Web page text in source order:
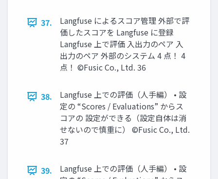
37.
Langfuse によるスコア管理 外部で評
価したスコアを Langfuse に登録
Langfuse 上で評価 入出力のペア 入
出力のペア 外部のシステム 4 点！ 4
点！ ©Fusic Co., Ltd. 36
38.
Langfuse 上での評価（人手編） • 設
定の “Scores / Evaluations” からス
コアの 設定ができる（設定自体は消
せないので慎重に） ©Fusic Co., Ltd.
37
39.
Langfuse 上での評価（人手編） • 設